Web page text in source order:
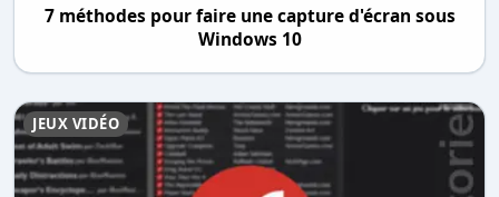
7 méthodes pour faire une capture d'écran sous
Windows 10
JEUX VIDÉO